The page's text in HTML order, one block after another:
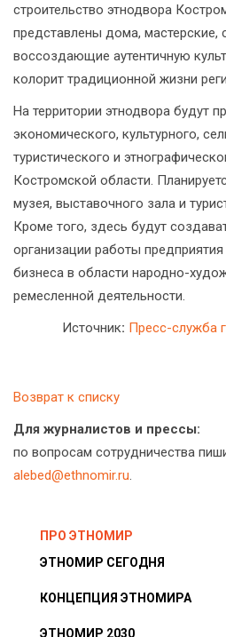
строительство этнодвора
представлены дома, мастерские,
воссоздающие аутентичную
колорит традиционной жизни
На территории этнодвора будут
экономического, культурного,
туристического и
Костромской области.
музея, выставочного зала и
Кроме того, здесь будут
организации работы
бизнеса в области народно-
ремесленной деятельности.
Источник: Пресс-служба
Возврат к списку
Для журналистов и прессы:
по вопросам сотрудничества
alebed@ethnomir.ru.
ПРО ЭТНОМИР
ЭТНОМИР СЕГОДНЯ
КОНЦЕПЦИЯ ЭТНОМИРА
ЭТНОМИР 2030